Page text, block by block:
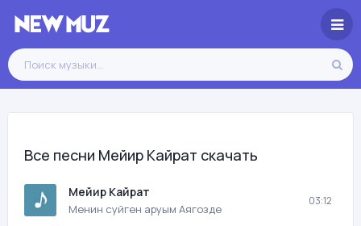
Все песни Мейир Кайрат скачать
Мейир Кайрат
Менин суйген аруым Аягозде
03:12